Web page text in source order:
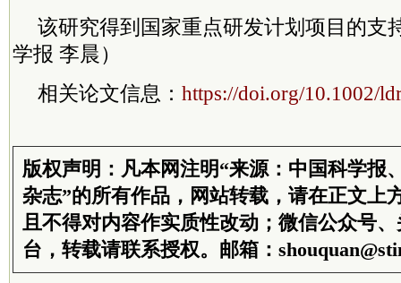
该研究得到国家重点研发计划项目的支
学报 李晨）
相关论文信息： https://doi.org/10.1002/
版权声明：凡本网注明“来源：中国科学报
杂志”的所有作品，网站转载，请在正文上
且不得对内容作实质性改动；微信公众号
台，转载请联系授权。邮箱：